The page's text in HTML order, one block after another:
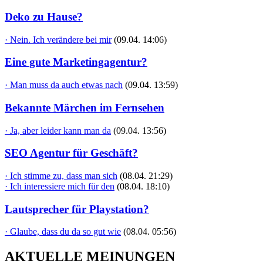
Deko zu Hause?
· Nein. Ich verändere bei mir (09.04. 14:06)
Eine gute Marketingagentur?
· Man muss da auch etwas nach (09.04. 13:59)
Bekannte Märchen im Fernsehen
· Ja, aber leider kann man da (09.04. 13:56)
SEO Agentur für Geschäft?
· Ich stimme zu, dass man sich (08.04. 21:29)
· Ich interessiere mich für den (08.04. 18:10)
Lautsprecher für Playstation?
· Glaube, dass du da so gut wie (08.04. 05:56)
AKTUELLE MEINUNGEN